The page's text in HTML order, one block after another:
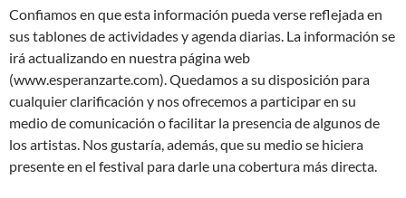
Confiamos en que esta información pueda verse reflejada en
sus tablones de actividades y agenda diarias. La información se
irá actualizando en nuestra página web
(www.esperanzarte.com). Quedamos a su disposición para
cualquier clarificación y nos ofrecemos a participar en su
medio de comunicación o facilitar la presencia de algunos de
los artistas. Nos gustaría, además, que su medio se hiciera
presente en el festival para darle una cobertura más directa.